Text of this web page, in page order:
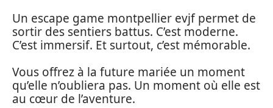
Un escape game montpellier evjf permet de
sortir des sentiers battus. C’est moderne.
C’est immersif. Et surtout, c’est mémorable.
Vous offrez à la future mariée un moment
qu’elle n’oubliera pas. Un moment où elle est
au cœur de l’aventure.